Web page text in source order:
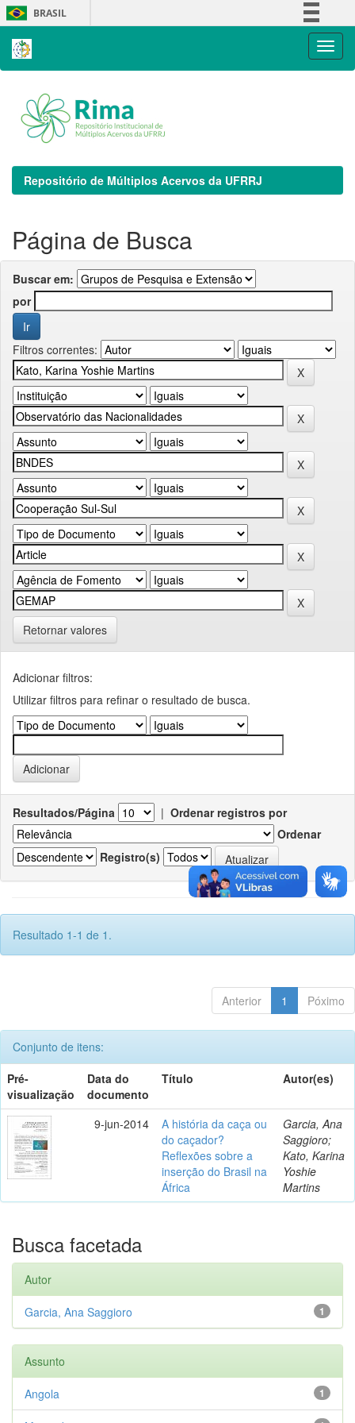
Skip
navigation
BRASIL
Repositório de Múltiplos Acervos da UFRRJ
Página de Busca
Buscar em:
por
Filtros correntes:
Retornar valores
Adicionar filtros:
Utilizar filtros para refinar o resultado de busca.
Resultados/Página | Ordenar registros por
Ordenar
Registro(s)
Resultado 1-1 de 1.
Anterior 1 Póximo
Conjunto de itens:
Pré-
visualização
Data do
documento
Título Autor(es)
9-jun-2014
A história da caça ou
do caçador?
Reflexões sobre a
inserção do Brasil na
África
Garcia, Ana
Saggioro;
Kato, Karina
Yoshie
Martins
Busca facetada
Autor
1
Garcia, Ana Saggioro
Assunto
1
Angola